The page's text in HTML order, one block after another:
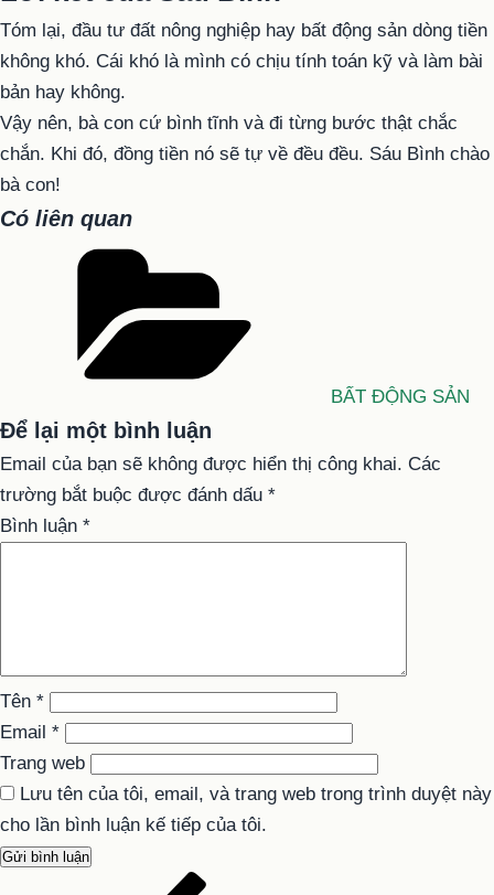
Tóm lại, đầu tư đất nông nghiệp hay bất động sản dòng tiền
không khó. Cái khó là mình có chịu tính toán kỹ và làm bài
bản hay không.
Vậy nên, bà con cứ bình tĩnh và đi từng bước thật chắc
chắn. Khi đó, đồng tiền nó sẽ tự về đều đều. Sáu Bình chào
bà con!
Có liên quan
BẤT ĐỘNG SẢN
Để lại một bình luận
Email của bạn sẽ không được hiển thị công khai. Các
trường bắt buộc được đánh dấu *
Bình luận *
Tên *
Email *
Trang web
Lưu tên của tôi, email, và trang web trong trình duyệt này
cho lần bình luận kế tiếp của tôi.